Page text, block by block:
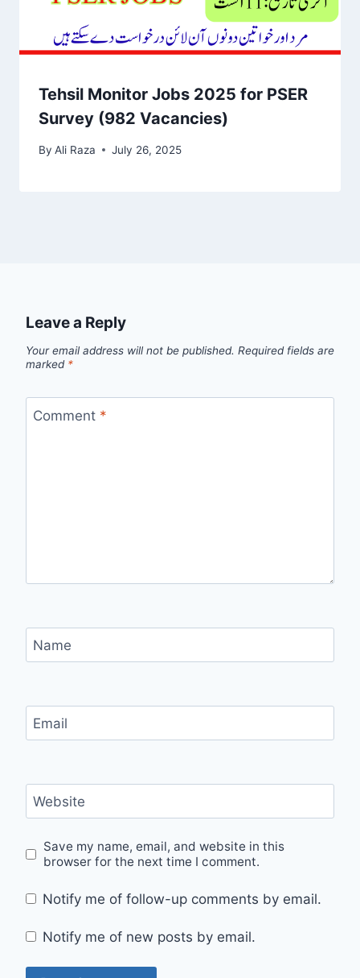
Tehsil Monitor Jobs 2025 for PSER
Survey (982 Vacancies)
By Ali Raza July 26, 2025
Leave a Reply
Your email address will not be published. Required fields are
marked *
Comment *
Name
Email
Website
Save my name, email, and website in this
browser for the next time I comment.
Notify me of follow-up comments by email.
Notify me of new posts by email.